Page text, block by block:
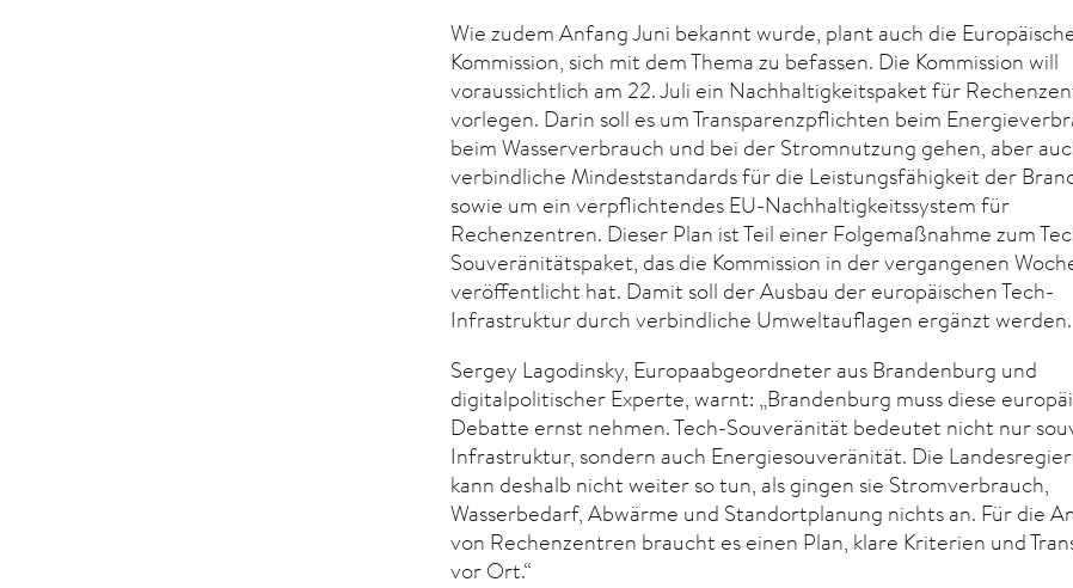
Wie zudem Anfang Juni bekannt wurde, plant auch die
Kommission, sich mit dem Thema zu befassen. Die Kommission will
voraussichtlich am 22. Juli ein Nachhaltigkeitspaket für
vorlegen. Darin soll es um Transparenzpflichten beim
beim Wasserverbrauch und bei der Stromnutzung gehen, aber
verbindliche Mindeststandards für die Leistungsfähigkeit der
sowie um ein verpflichtendes EU-Nachhaltigkeitssystem für
Rechenzentren. Dieser Plan ist Teil einer Folgemaßnahme zum
Souveränitätspaket, das die Kommission in der vergangenen
veröffentlicht hat. Damit soll der Ausbau der europäischen Tech-
Infrastruktur durch verbindliche Umweltauflagen ergänzt werden.
Sergey Lagodinsky, Europaabgeordneter aus Brandenburg und
digitalpolitischer Experte, warnt: „Brandenburg muss diese
Debatte ernst nehmen. Tech-Souveränität bedeutet nicht nur
Infrastruktur, sondern auch Energiesouveränität. Die
kann deshalb nicht weiter so tun, als gingen sie Stromverbrauch,
Wasserbedarf, Abwärme und Standortplanung nichts an. Für die
von Rechenzentren braucht es einen Plan, klare Kriterien und
vor Ort.“